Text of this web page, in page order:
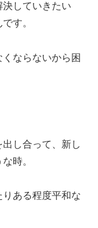
していきたい
す。
ならないから困
し合って、新し
時。
ある程度平和な